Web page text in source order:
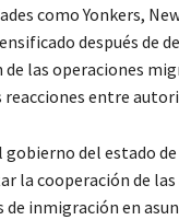
como Yonkers,
después de
las operaciones
reacciones entre
del estado
la cooperación de
de inmigración en